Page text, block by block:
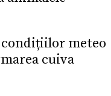
condițiilor meteo
cuiva